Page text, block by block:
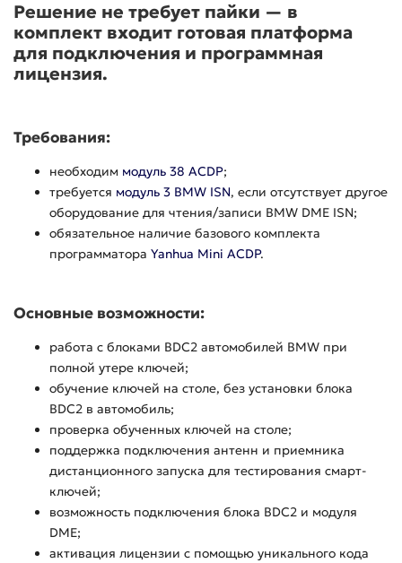
Решение не требует пайки — в
комплект входит готовая платформа
для подключения и программная
лицензия.
Требования:
необходим модуль 38 ACDP;
требуется модуль 3 BMW ISN, если отсутствует другое
оборудование для чтения/записи BMW DME ISN;
обязательное наличие базового комплекта
программатора Yanhua Mini ACDP.
Основные возможности:
работа с блоками BDC2 автомобилей BMW при
полной утере ключей;
обучение ключей на столе, без установки блока
BDC2 в автомобиль;
проверка обученных ключей на столе;
поддержка подключения антенн и приемника
дистанционного запуска для тестирования смарт-
ключей;
возможность подключения блока BDC2 и модуля
DME;
активация лицензии с помощью уникального кода